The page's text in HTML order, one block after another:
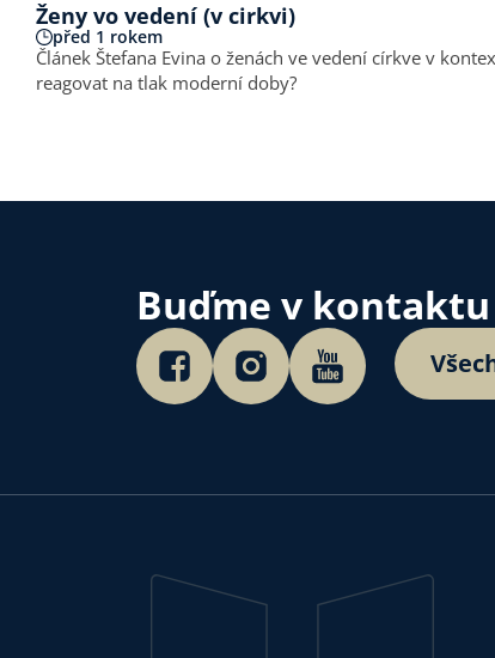
Ženy vo vedení (v cirkvi)
před 1 rokem
Článek Štefana Evina o ženách ve vedení církve v
reagovat na tlak moderní doby?
Buďme v kontaktu